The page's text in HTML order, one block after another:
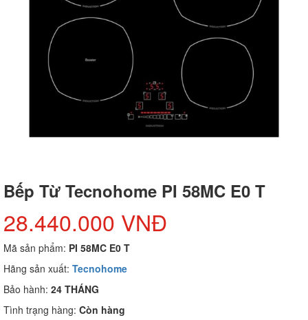
Bếp Từ Tecnohome PI 58MC E0 T
28.440.000 VNĐ
Mã sản phẩm: PI 58MC E0 T
Hãng sản xuất: Tecnohome
Bảo hành: 24 THÁNG
Tình trạng hàng: Còn hàng